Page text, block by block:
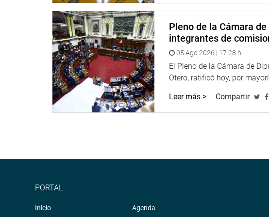
¿Cuál es el criterio demográfico, social, político que se ha
improvisación total que responde a un plan maestro para
De similar parecer fue la congresista Lourdes Alcorta Suero.
población de cada región en aras de una real
requiere un análisis más profundo del proyecto.
Por su parte, el congresista Gilbert Violeta dijo que no se
manera” al tiempo de observar que a las reformas
conjunto de reformas del Congreso de la República.
Además de la representatividad, el congresista Yonhy
que la ley impone. La bicameralidad no resuelve este problema
Pleno de la Cámara
integrantes de
05 Ago 2026 | 17:28 h
El Pleno de la Cámara de
Otero, ratificó hoy, por
Leer más > Compartir
PORTAL
Inicio Agenda